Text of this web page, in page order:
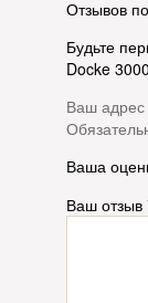
Отзывов
Будьте
Docke
Ваш адрес
Ваша
Ваш отзыв